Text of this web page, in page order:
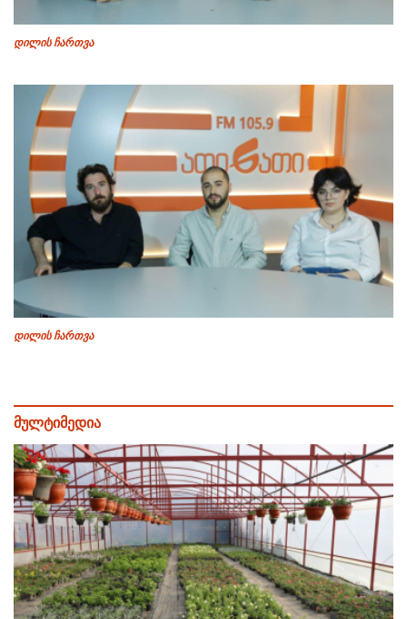
დილის ჩართვა
დილის ჩართვა
მულტიმედია